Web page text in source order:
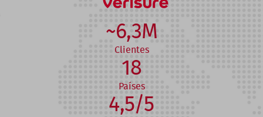
~6,3M
Clientes
18
Países
4,5/5